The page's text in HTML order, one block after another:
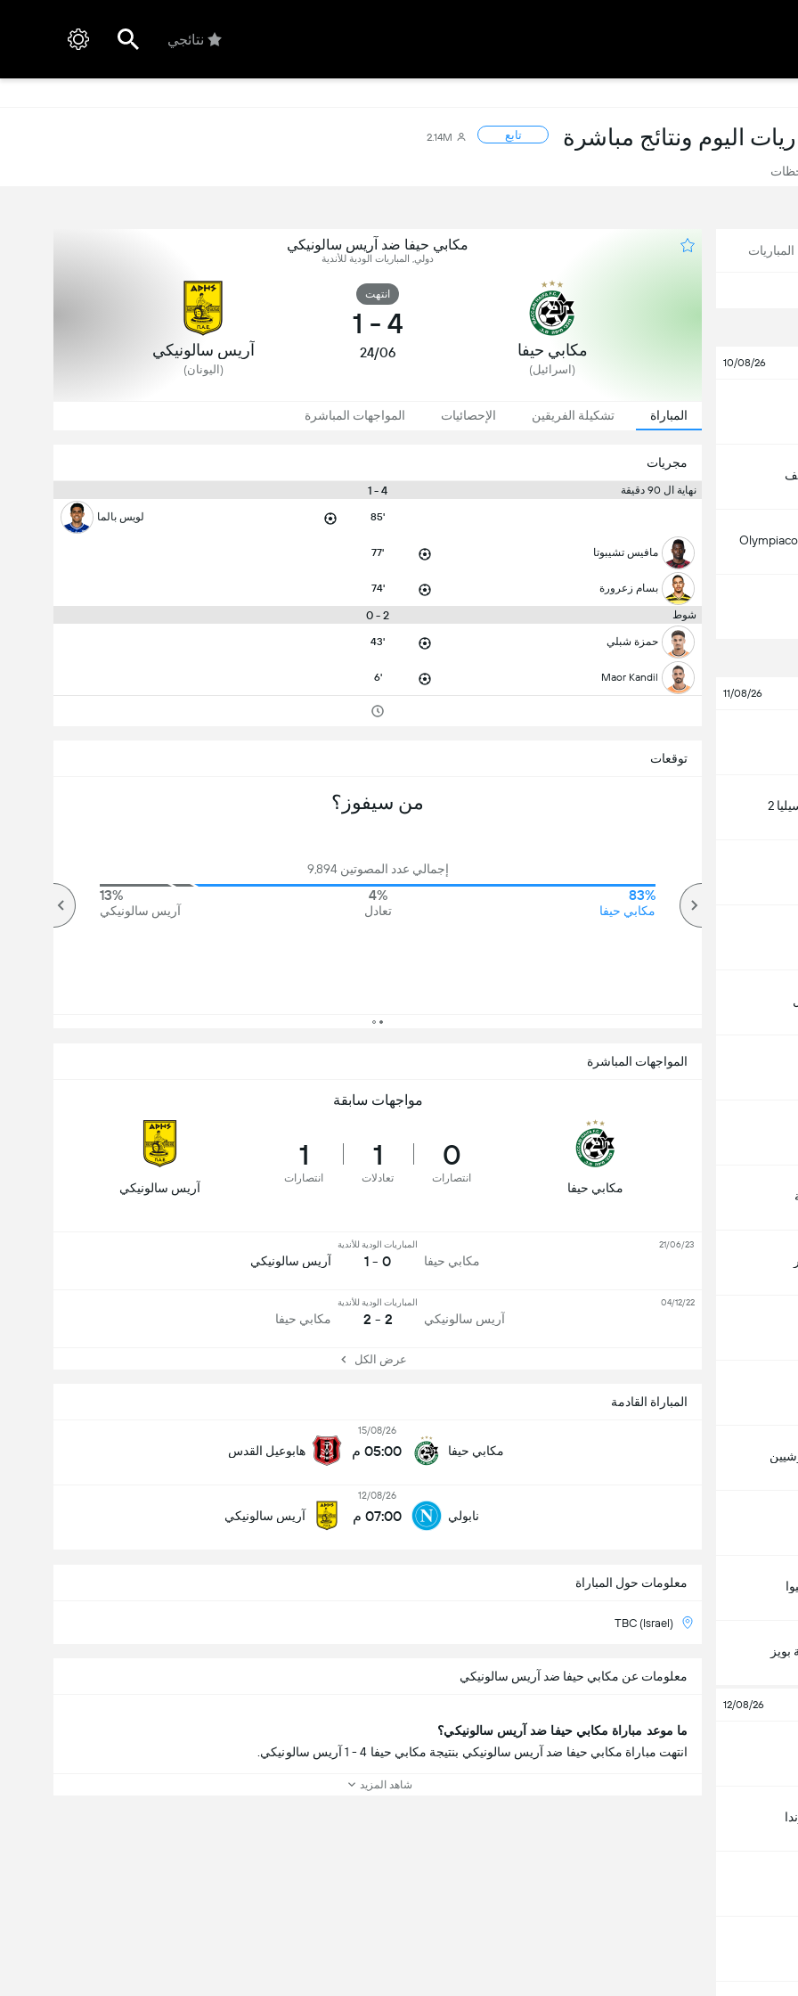
نتائجي
اليوم ونتائج مباشرة تابع 2.14M
10/08/26
11/08/26
2
12/08/26
مكابي حيفا ضد آريس سالونيكي
دولي, المباريات الودية للأندية
مكابي حيفا
(اسرائيل)
انتهت
4
-
1
24/06 آريس سالونيكي
(اليونان)
المباراة تشكيلة الفريقين الإحصائيات المواجهات المباشرة
مجريات
نهاية ال 90 دقيقة 4 - 1
85' لويس بالما
مافيس تشيبوتا 77'
بسام زعرورة 74'
شوط 2 - 0
حمزة شبلي 43'
Maor Kandil
6'
المباراة القادمة
مكابي حيفا
15/08/26
05:00 م هابوعيل القدس
نابولي
12/08/26
07:00 م آريس سالونيكي
معلومات حول المباراة
TBC (Israel)
توقعات
من سيفوز؟
إجمالي عدد المصوتين 9,894
83%
مكابي حيفا
4%
تعادل
13%
آريس سالونيكي
المواجهات المباشرة
مواجهات سابقة
مكابي حيفا
0
انتصارات
1
تعادلات
1
انتصارات
آريس سالونيكي
مكابي حيفا
المباريات الودية للأندية
0 - 1 آريس سالونيكي
21/06/23
آريس سالونيكي
المباريات الودية للأندية
2 - 2 مكابي حيفا
04/12/22
عرض الكل
معلومات عن مكابي حيفا ضد آريس سالونيكي
ما موعد مباراة مكابي حيفا ضد آريس سالونيكي؟
انتهت مباراة مكابي حيفا ضد آريس سالونيكي بنتيجة مكابي حيفا 4 - 1 آريس سالونيكي.
شاهد المزيد